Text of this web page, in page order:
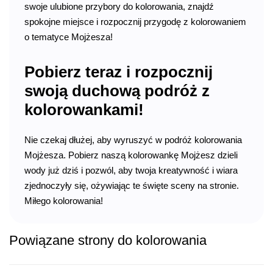
swoje ulubione przybory do kolorowania, znajdź
spokojne miejsce i rozpocznij przygodę z kolorowaniem
o tematyce Mojżesza!
Pobierz teraz i rozpocznij
swoją duchową podróż z
kolorowankami!
Nie czekaj dłużej, aby wyruszyć w podróż kolorowania
Mojżesza. Pobierz naszą kolorowankę Mojżesz dzieli
wody już dziś i pozwól, aby twoja kreatywność i wiara
zjednoczyły się, ożywiając te święte sceny na stronie.
Miłego kolorowania!
Powiązane strony do kolorowania